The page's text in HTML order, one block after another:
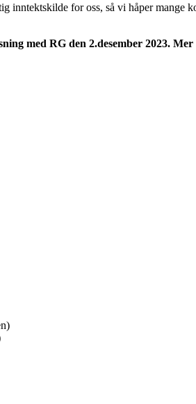
inntektskilde for oss, så vi håper mange
med RG den 2.desember 2023.